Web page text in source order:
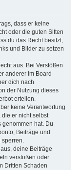
dass er keine
oder die guten Sitten
du das Recht besitzt,
und Bilder zu setzen
aus. Bei Verstößen
anderer im Board
dich nach
der Nutzung dieses
erteilen.
keine Verantwortung
er nicht selbst
genommen hat. Du
Beiträge und
sperren.
deine Beiträge
verstoßen oder
Dritten Schaden